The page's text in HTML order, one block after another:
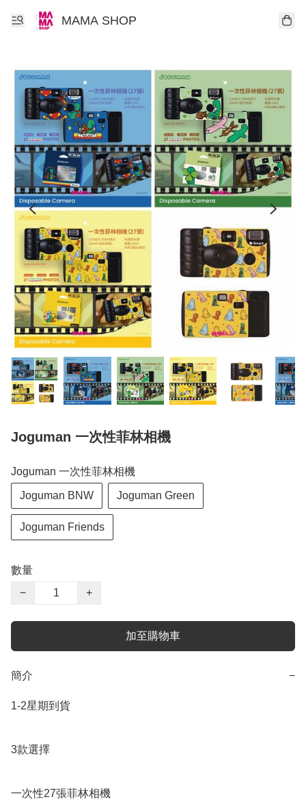
MAMA SHOP
Joguman 一次性菲林相機
Joguman 一次性菲林相機
Joguman BNW Joguman Green
Joguman Friends
數量
−
+
加至購物車
簡介 −
1-2星期到貨
3款選擇
一次性27張菲林相機